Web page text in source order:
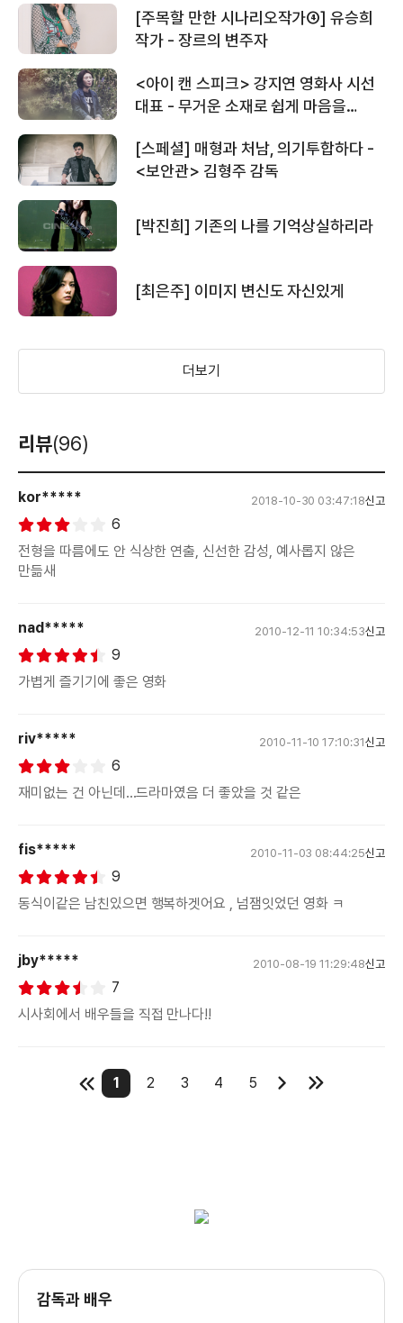
[주목할 만한 시나리오작가④] 유승희
작가 - 장르의 변주자
<아이 캔 스피크> 강지연 영화사 시선
대표 - 무거운 소재로 쉽게 마음을
[스페셜] 매형과 처남, 의기투합하다 -
<보안관> 김형주 감독
[박진희] 기존의 나를 기억상실하리라
[최은주] 이미지 변신도 자신있게
더보기
리뷰(96)
kor***** 2018-10-30 03:47:18신고
6
전형을 따름에도 안 식상한 연출, 신선한 감성, 예사롭지 않은
만듦새
nad***** 2010-12-11 10:34:53신고
9
가볍게 즐기기에 좋은 영화
riv***** 2010-11-10 17:10:31신고
6
재미없는 건 아닌데...드라마였음 더 좋았을 것 같은
fis***** 2010-11-03 08:44:25신고
9
동식이같은 남친있으면 행복하겟어요 , 넘잼잇었던 영화 ㅋ
jby***** 2010-08-19 11:29:48신고
7
시사회에서 배우들을 직접 만나다!!
1 2 3 4 5
감독과 배우